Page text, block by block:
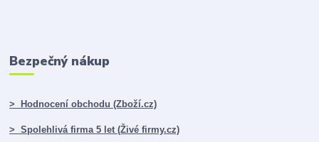
Bezpečný nákup
> Hodnocení obchodu (Zboží.cz)
> Spolehlivá firma 5 let (Živé firmy.cz)